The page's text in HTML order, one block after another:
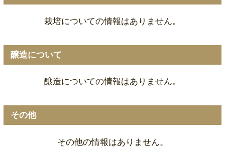
栽培についての情報はありません。
醸造について
醸造についての情報はありません。
その他
その他の情報はありません。